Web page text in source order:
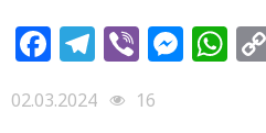
Facebook
Telegram
Viber
02.03.2024
16